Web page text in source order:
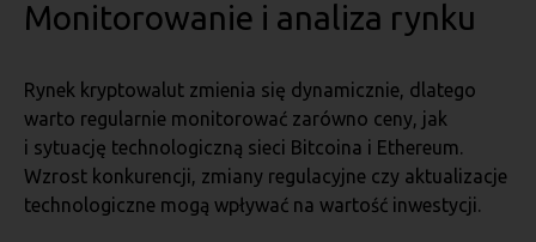
Monitorowanie i analiza rynku
Rynek kryptowalut zmienia się dynamicznie, dlatego
warto regularnie monitorować zarówno ceny, jak
i sytuację technologiczną sieci Bitcoina i Ethereum.
Wzrost konkurencji, zmiany regulacyjne czy aktualizacje
technologiczne mogą wpływać na wartość inwestycji.